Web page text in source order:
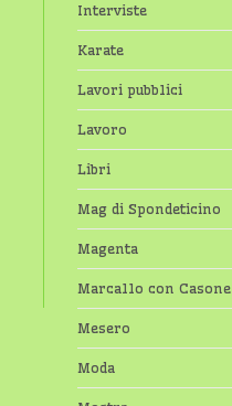
Interviste
Karate
Lavori pubblici
Lavoro
Libri
Mag di Spondeticino
Magenta
Marcallo con Casone
Mesero
Moda